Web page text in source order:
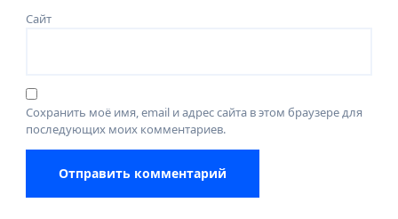
Сайт
Сохранить моё имя, email и адрес сайта в этом браузере для
последующих моих комментариев.